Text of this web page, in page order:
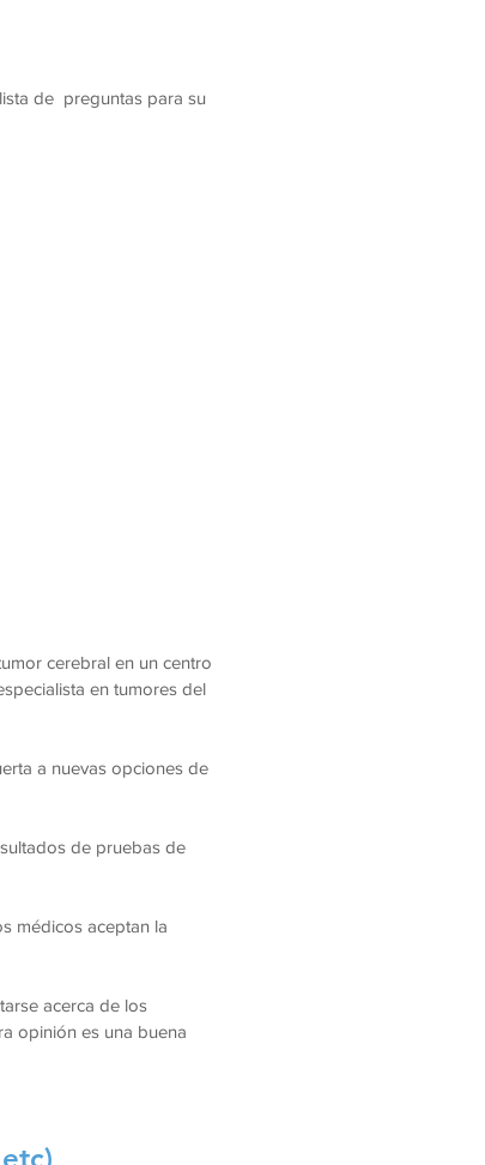
de preguntas para su
cerebral en un centro
en tumores del
a nuevas opciones de
de pruebas de
médicos aceptan la
acerca de los
opinión es una buena